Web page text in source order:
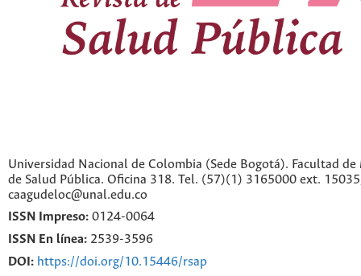
Universidad Nacional de Colombia (Sede Bogotá). Facultad
de Salud Pública. Oficina 318. Tel. (57)(1) 3165000 ext.
caagudeloc@unal.edu.co
ISSN Impreso: 0124-0064
ISSN En línea: 2539-3596
DOI: https://doi.org/10.15446/rsap